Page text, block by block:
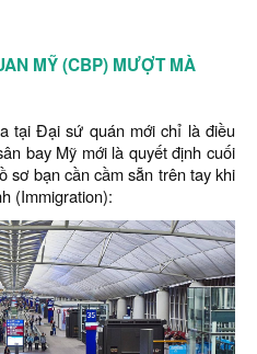
MỸ (CBP) MƯỢT MÀ
tại Đại sứ quán mới chỉ là điều
bay Mỹ mới là quyết định cuối
sơ bạn cần cầm sẵn trên tay khi
(Immigration):